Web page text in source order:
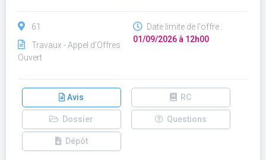
61
Travaux - Appel d'Offres
Ouvert
Date limite de l'offre :
01/09/2026 à 12h00
Avis RC
Dossier Questions
Dépôt